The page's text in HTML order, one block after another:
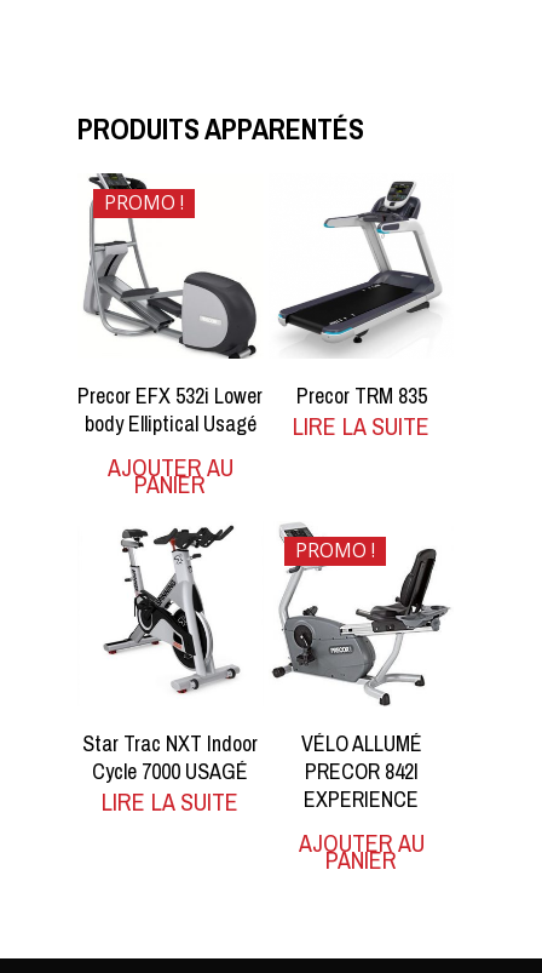
PRODUITS APPARENTÉS
PROMO !
$2,400.00
$1,950.00
Precor EFX 532i Lower
body Elliptical Usagé
AJOUTER AU
PANIER
Precor TRM 835
LIRE LA SUITE
Star Trac NXT Indoor
Cycle 7000 USAGÉ
LIRE LA SUITE
PROMO !
$1,200.00
700.00
VÉLO ALLUMÉ
PRECOR 842I
EXPERIENCE
AJOUTER AU
PANIER